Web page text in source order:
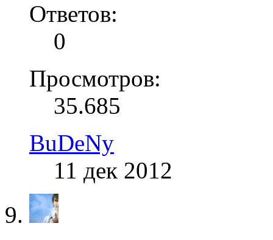
Ответов:
0
Просмотров:
35.685
BuDeNy
11 дек 2012